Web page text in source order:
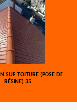
SUR TOITURE (POSE DE
RÉSINE) 35